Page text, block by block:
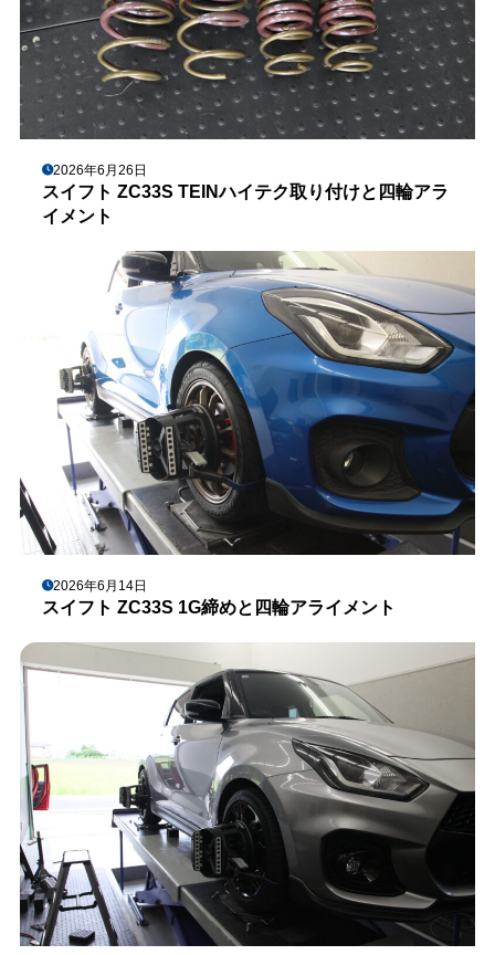
2026年6月26日
スイフト ZC33S TEINハイテク取り付けと四輪アラ
イメント
2026年6月14日
スイフト ZC33S 1G締めと四輪アライメント